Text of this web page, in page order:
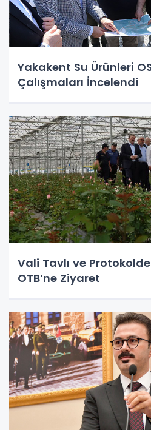
Yakakent Su Ürünleri
Çalışmaları İncelendi
Vali Tavlı ve
OTB’ne Ziyaret